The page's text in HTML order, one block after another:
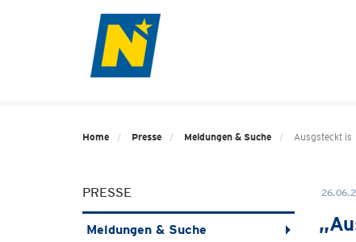
Home Presse Meldungen & Suche Ausgsteckt is
PRESSE
Meldungen & Suche